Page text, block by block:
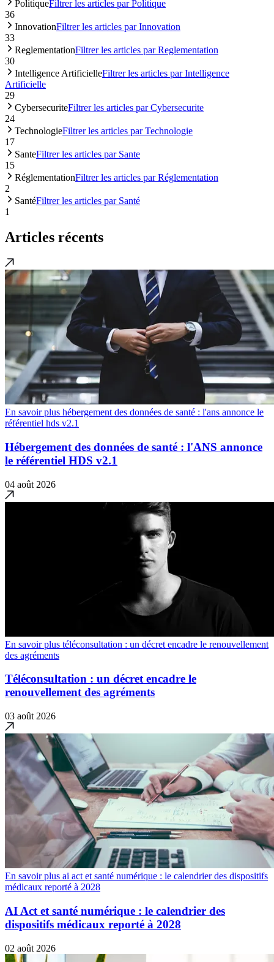
PolitiqueFiltrer les articles par Politique
36
InnovationFiltrer les articles par Innovation
33
ReglementationFiltrer les articles par Reglementation
30
Intelligence ArtificielleFiltrer les articles par Intelligence
Artificielle
29
CybersecuriteFiltrer les articles par Cybersecurite
24
TechnologieFiltrer les articles par Technologie
17
SanteFiltrer les articles par Sante
15
RéglementationFiltrer les articles par Réglementation
2
SantéFiltrer les articles par Santé
1
Articles récents
En savoir plus hébergement des données de santé : l'ans annonce le
référentiel hds v2.1
Hébergement des données de santé : l'ANS annonce
le référentiel HDS v2.1
04 août 2026
En savoir plus téléconsultation : un décret encadre le renouvellement
des agréments
Téléconsultation : un décret encadre le
renouvellement des agréments
03 août 2026
En savoir plus ai act et santé numérique : le calendrier des dispositifs
médicaux reporté à 2028
AI Act et santé numérique : le calendrier des
dispositifs médicaux reporté à 2028
02 août 2026